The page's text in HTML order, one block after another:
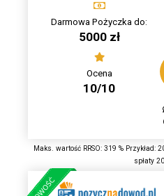
Darmowa Pożyczka do:
5000 zł
Ocena
10/10
Maks. wartość RRSO: 319 % Przykład:
spłaty